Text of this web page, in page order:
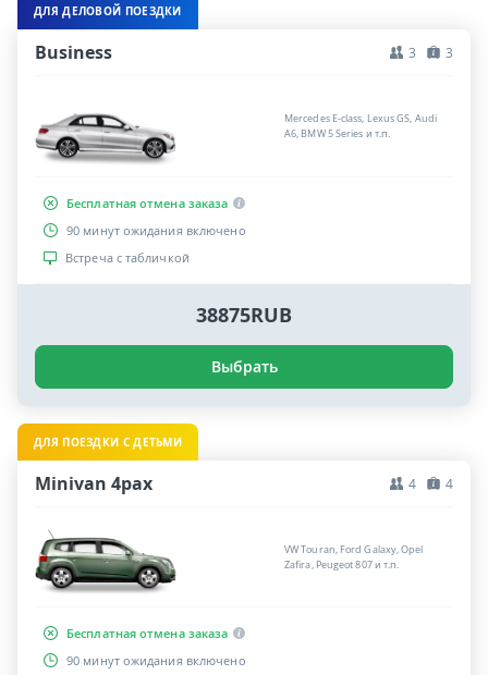
ДЛЯ ДЕЛОВОЙ ПОЕЗДКИ
Business 3 3
Mercedes E-class, Lexus GS, Audi
A6, BMW 5 Series и т.п.
Бесплатная отмена заказа
90 минут ожидания включено
Встреча с табличкой
38875RUB
Выбрать
ДЛЯ ПОЕЗДКИ С ДЕТЬМИ
Minivan 4pax 4 4
VW Touran, Ford Galaxy, Opel
Zafira, Peugeot 807 и т.п.
Бесплатная отмена заказа
90 минут ожидания включено